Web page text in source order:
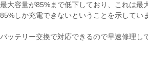
最大容量が85%まで低下しており、これは最
85%しか充電できないということを示してい
バッテリー交換で対応できるので早速修理し